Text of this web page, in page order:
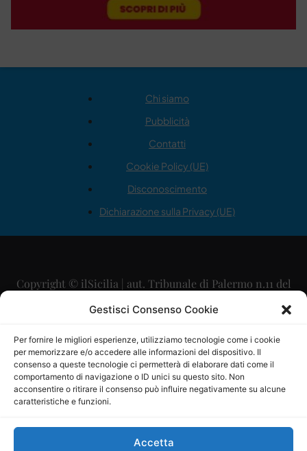
Gestisci Consenso Cookie
Per fornire le migliori esperienze, utilizziamo tecnologie come i cookie
per memorizzare e/o accedere alle informazioni del dispositivo. Il
consenso a queste tecnologie ci permetterà di elaborare dati come il
comportamento di navigazione o ID unici su questo sito. Non
acconsentire o ritirare il consenso può influire negativamente su alcune
caratteristiche e funzioni.
Accetta
Chi siamo
Pubblicità
Contatti
Cookie Policy (UE)
Disconoscimento
Dichiarazione sulla Privacy (UE)
Copyright © ilSicilia | aut. Tribunale di Palermo n.11 del
29/09/2015
Direttore Editoriale: Maurizio Scaglione
Direttore Responsabile: Maria Calabrese
P.IVA: 06334930820